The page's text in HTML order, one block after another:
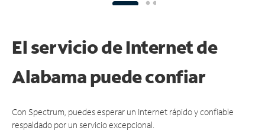
El servicio de Internet de
Alabama puedeconfiar
Con Spectrum, puedes esperar un Internet rápido y confiable
respaldado por un servicio excepcional.